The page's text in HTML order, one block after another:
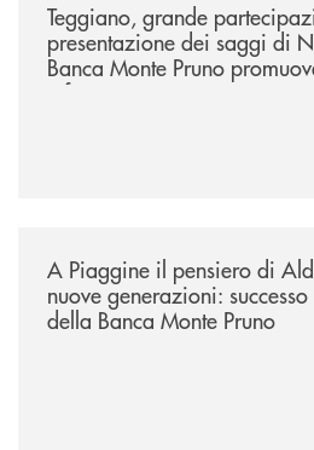
Teggiano, grande
presentazione dei saggi di
Banca Monte Pruno
e futuro
A Piaggine il pensiero di
nuove generazioni:
della Banca Monte Pruno